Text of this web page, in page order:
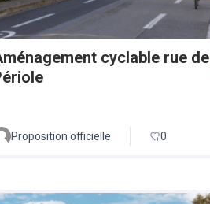
cyclable rue de
Proposition officielle 0